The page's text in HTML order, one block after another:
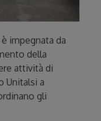
impegnata da
della
attività di
Unitalsi a
gli